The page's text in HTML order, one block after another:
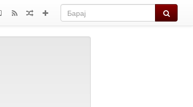
Барај